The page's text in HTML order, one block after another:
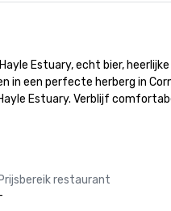
Estuary, echt bier,
een perfecte herberg in
Estuary. Verblijf
Prijsbereik restaurant